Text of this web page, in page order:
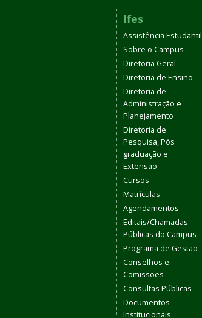
Ifes
Assistência Estudantil
Sobre o Campus
Diretoria Geral
Diretoria de Ensino
Diretoria de
Administração e
Planejamento
Diretoria de
Pesquisa, Pós
graduação e
Extensão
Cursos
Matrículas
Agendamentos
Editais/Chamadas
Públicas do Campus
Programa de Gestão
Conselhos e
Comissões
Consultas Públicas
Documentos
Institucionais